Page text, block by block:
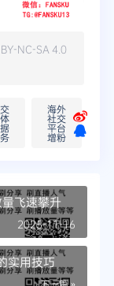
NC-SA 4.0
海外
社交
平台
增粉
飞速攀升
2025-11-16
实用技巧